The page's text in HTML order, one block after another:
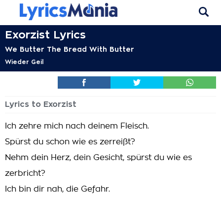
Exorzist Lyrics
We Butter The Bread With Butter
Wieder Geil
Lyrics to Exorzist
Ich zehre mich nach deinem Fleisch.
Spürst du schon wie es zerreißt?
Nehm dein Herz, dein Gesicht, spürst du wie es
zerbricht?
Ich bin dir nah, die Gefahr.